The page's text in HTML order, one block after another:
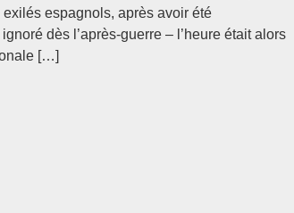
exilés espagnols, après avoir été
dès l’après-guerre – l’heure était alors
[…]